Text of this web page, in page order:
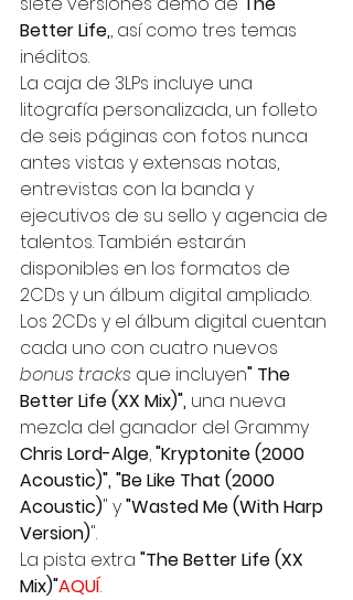
Better Life,, así como tres temas
inéditos.
La caja de 3LPs incluye una
litografía personalizada, un folleto
de seis páginas con fotos nunca
antes vistas y extensas notas,
entrevistas con la banda y
ejecutivos de su sello y agencia de
talentos. También estarán
disponibles en los formatos de
2CDs y un álbum digital ampliado.
Los 2CDs y el álbum digital cuentan
cada uno con cuatro nuevos
bonus tracks que incluyen" The
Better Life (XX Mix)", una nueva
mezcla del ganador del Grammy
Chris Lord-Alge, "Kryptonite (2000
Acoustic)", "Be Like That (2000
Acoustic)" y "Wasted Me (With Harp
Version)".
La pista extra "The Better Life (XX
Mix)"AQUÍ.